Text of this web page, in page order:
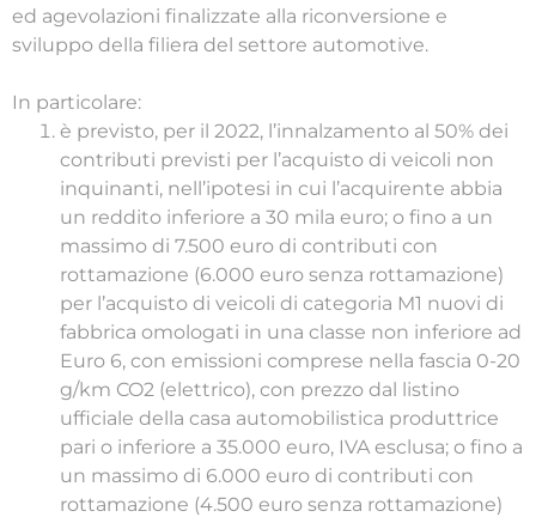
ed agevolazioni finalizzate alla riconversione e
sviluppo della filiera del settore automotive.
In particolare:
è previsto, per il 2022, l’innalzamento al 50% dei
contributi previsti per l’acquisto di veicoli non
inquinanti, nell’ipotesi in cui l’acquirente abbia
un reddito inferiore a 30 mila euro; o fino a un
massimo di 7.500 euro di contributi con
rottamazione (6.000 euro senza rottamazione)
per l’acquisto di veicoli di categoria M1 nuovi di
fabbrica omologati in una classe non inferiore ad
Euro 6, con emissioni comprese nella fascia 0-20
g/km CO2 (elettrico), con prezzo dal listino
ufficiale della casa automobilistica produttrice
pari o inferiore a 35.000 euro, IVA esclusa; o fino a
un massimo di 6.000 euro di contributi con
rottamazione (4.500 euro senza rottamazione)